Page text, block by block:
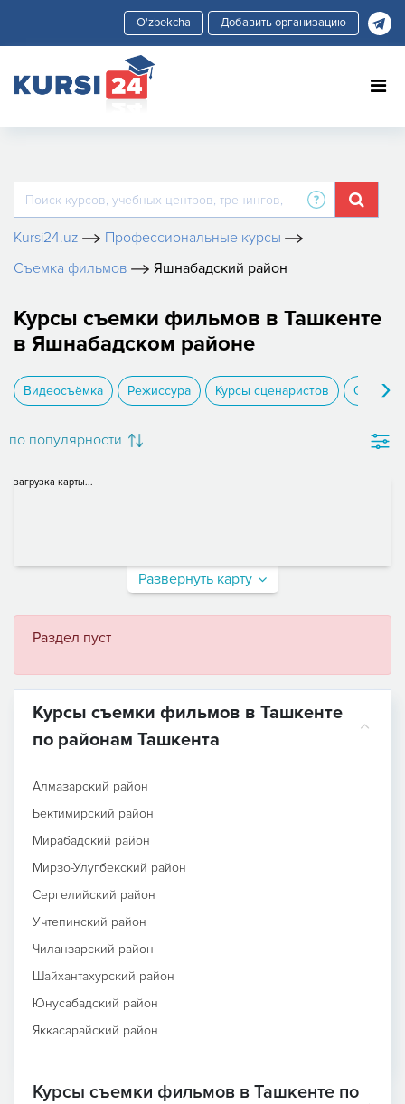
Добавить организацию
Kursi24.uz
Профессиональные курсы
Съемка фильмов
Яшнабадский район
Курсы съемки фильмов в Ташкенте
в Яшнабадском районе
Видеосъёмка Режиссура Курсы сценаристов ›
по популярности
загрузка карты...
Развернуть карту
Раздел пуст
Курсы съемки фильмов в Ташкенте
по районам Ташкента
Алмазарский район
Бектимирский район
Мирабадский район
Мирзо-Улугбекский район
Сергелийский район
Учтепинский район
Чиланзарский район
Шайхантахурский район
Юнусабадский район
Яккасарайский район
Курсы съемки фильмов в Ташкенте по